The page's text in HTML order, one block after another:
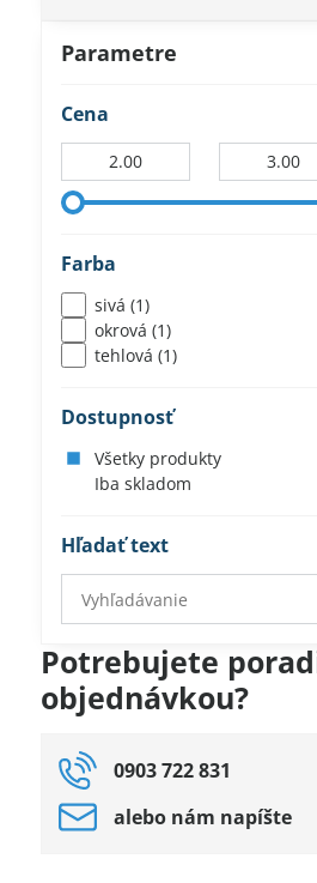
Parametre
Cena
Farba
sivá (1)
okrová (1)
tehlová (1)
Dostupnosť
Všetky produkty
Iba skladom
Hľadať text
Prehľadať
výsledky
fulltextom
Potrebujete
objednávkou?
0903 722 831
alebo nám napíšte